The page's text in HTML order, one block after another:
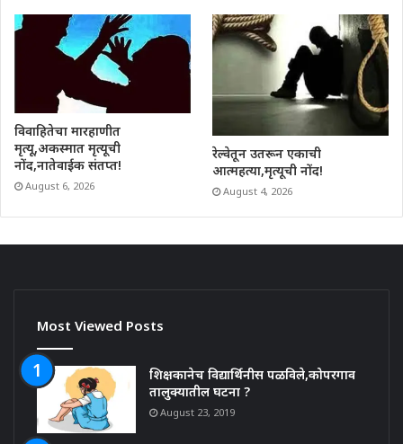
विवाहितेचा मारहाणीत
मृत्यू,अकस्मात मृत्यूची
नोंद,नातेवाईक संतप्त!
August 6, 2026
रेल्वेतून उतरून एकाची
आत्महत्या,मृत्यूची नोंद!
August 4, 2026
Most Viewed Posts
शिक्षकानेच विद्यार्थिनीस पळविले,कोपरगाव
तालुक्यातील घटना ?
August 23, 2019